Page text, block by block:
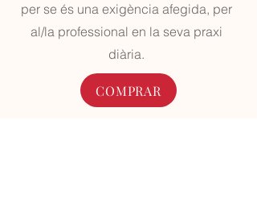
per se és una exigència afegida, per
al/la professional en la seva praxi
diària.
COMPRAR